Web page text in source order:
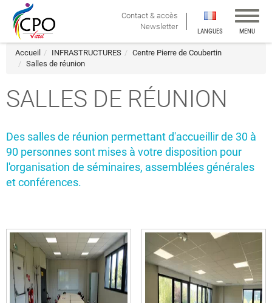
Contact & accès
Newsletter
LANGUES
la
MENU
Accueil INFRASTRUCTURES
Centre Pierre de Coubertin
Salles de réunion
SALLES DE RÉUNION
Des salles de réunion permettant d'accueillir de 30 à
90 personnes sont mises à votre disposition pour
l'organisation de séminaires, assemblées générales
et conférences.